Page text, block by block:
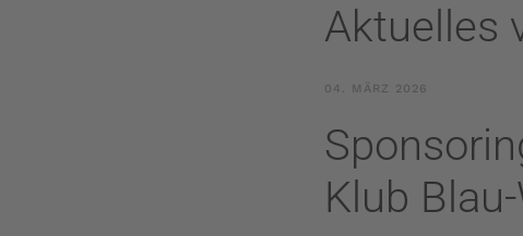
Aktuelles
04. MÄRZ 2026
Klub